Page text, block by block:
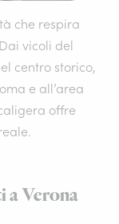
che respira
vicoli del
centro storico,
e all’area
offre
a Verona